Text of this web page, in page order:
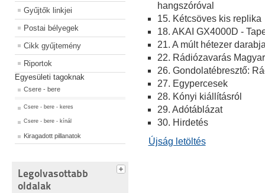
Gyűjtők linkjei
Postai bélyegek
Cikk gyűjtemény
Riportok
Egyesületi tagoknak
Csere - bere
Csere - bere - keres
Csere - bere - kínál
Kiragadott pillanatok
Legolvasottabb
oldalak
hangszóróval
15. Kétcsöves kis replika
18. AKAI GX4000D -
21. A múlt hétezer
22. Rádiózavarás
26. Gondolatébresztő:
27. Egypercesek
28. Kónyi kiállításról
29. Adótáblázat
30. Hirdetés
Újság letöltés